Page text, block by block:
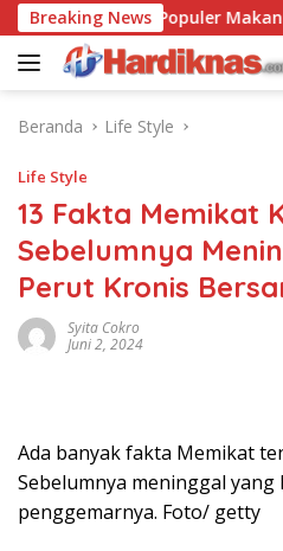
Langsung
ke
konten
Breaking News
Trend Populer Makan
Beranda Life Style
Life Style
13 Fakta Memikat
Sebelumnya
Perut Kronis
Syita Cokro
Juni 2, 2024
Ada banyak fakta Memikat
Sebelumnya meninggal yang
penggemarnya. Foto/ getty